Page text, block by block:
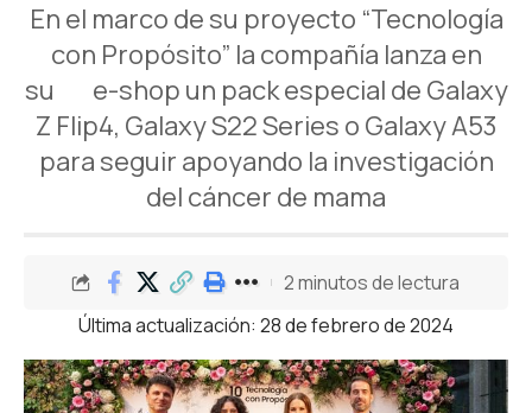
En el marco de su proyecto “Tecnología
con Propósito” la compañía lanza en
su e-shop un pack especial de Galaxy
Z Flip4, Galaxy S22 Series o Galaxy A53
para seguir apoyando la investigación
del cáncer de mama
Última actualización: 28 de febrero de 2024
2 minutos de lectura